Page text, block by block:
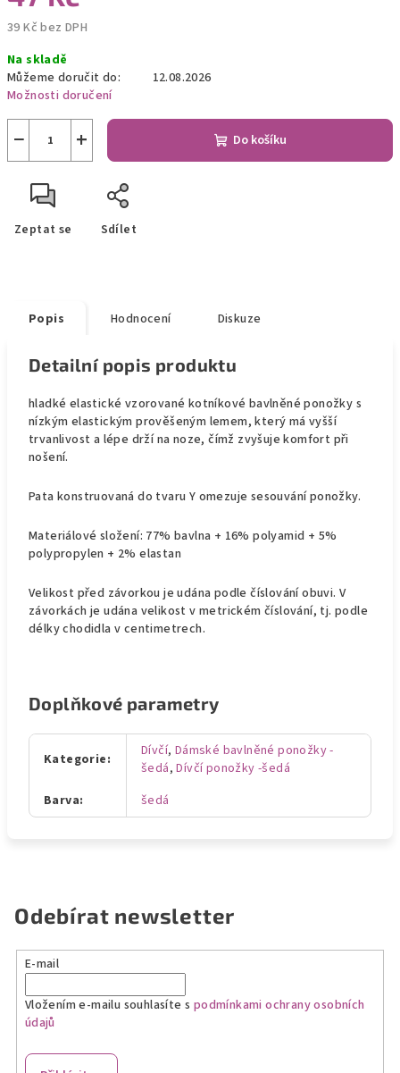
39 Kč bez DPH
cena:
Na skladě
Můžeme doručit do:
12.08.2026
Možnosti doručení
+
− Do košíku
Zeptat se Sdílet
Popis Hodnocení Diskuze
Detailní popis produktu
hladké elastické vzorované kotníkové bavlněné ponožky s
nízkým elastickým prověšeným lemem, který má vyšší
trvanlivost a lépe drží na noze, čímž zvyšuje komfort při
nošení.
Pata konstruovaná do tvaru Y omezuje sesouvání ponožky.
Materiálové složení: 77% bavlna + 16% polyamid + 5%
polypropylen + 2% elastan
Velikost před závorkou je udána podle číslování obuvi. V
závorkách je udána velikost v metrickém číslování, tj. podle
délky chodidla v centimetrech.
Doplňkové parametry
Kategorie: Dívčí, Dámské bavlněné ponožky -
šedá,Dívčí ponožky -šedá
Barva: šedá
Odebírat newsletter
E-mail
Vložením e-mailu souhlasíte s podmínkami ochrany osobních
údajů